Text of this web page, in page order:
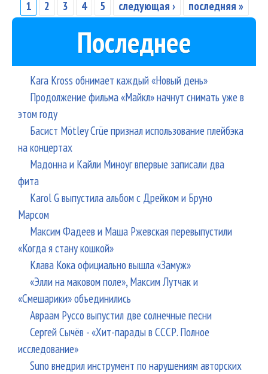
Страницы
1 2 3 4 5 следующая › последняя »
Последнее
Kara Kross обнимает каждый «Новый день»
Продолжение фильма «Майкл» начнут снимать уже в
этом году
Басист Mötley Crüe признал использование плейбэка
на концертах
Мадонна и Кайли Миноуг впервые записали два
фита
Karol G выпустила альбом с Дрейком и Бруно
Марсом
Максим Фадеев и Маша Ржевская перевыпустили
«Когда я стану кошкой»
Клава Кока официально вышла «Замуж»
«Элли на маковом поле», Максим Лутчак и
«Смешарики» объединились
Авраам Руссо выпустил две солнечные песни
Сергей Сычёв - «Хит-парады в СССР. Полное
исследование»
Suno внедрил инструмент по нарушениям авторских